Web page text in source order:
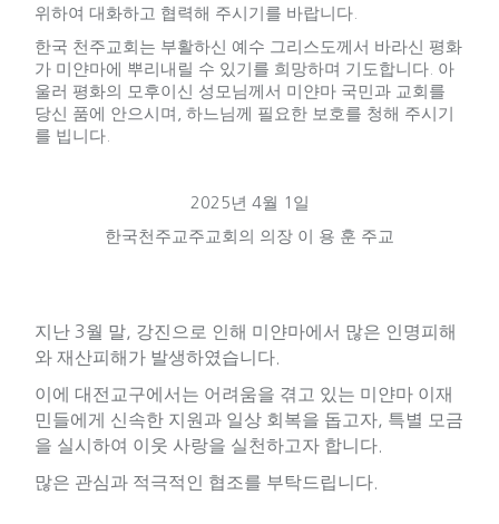
위하여 대화하고 협력해 주시기를 바랍니다
한국 천주교회는 부활하신 예수 그리스도께서 바라신 평화
가 미얀마에 뿌리내릴 수 있기를 희망하며 기도합니다 아
울러 평화의 모후이신 성모님께서 미얀마 국민과 교회를
당신 품에 안으시며
,하느님께 필요한 보호를 청해 주시기
를 빕니다
2025 년 4월 1 일
한국천주교주교회의 의장 이 용 훈 주교
지난 3월 말 강진으로 인해 미얀마에서 많은 인명피해
와 재산피해가 발생하였습니다
이에 대전교구에서는 어려움을 겪고 있는 미얀마 이재
민들에게 신속한 지원과 일상 회복을 돕고자 특별 모금
을 실시하여 이웃 사랑을 실천하고자 합니다
많은 관심과 적극적인 협조를 부탁드립니다